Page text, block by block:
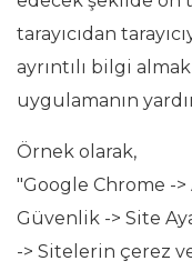
tarayıcıdan
ayrıntılı bilgi
uygulamanın
Örnek olarak,
"Google Chrome -
Güvenlik -> Site
-> Sitelerin çerez